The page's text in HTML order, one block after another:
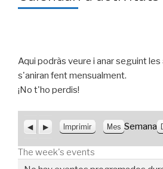
Aqui podràs veure i anar seguint
s'aniran fent mensualment.
¡No t'ho perdis!
A
n
t
e
S
i
g
u
Imprimir V
i
s
t
Mes Semana
The week's events